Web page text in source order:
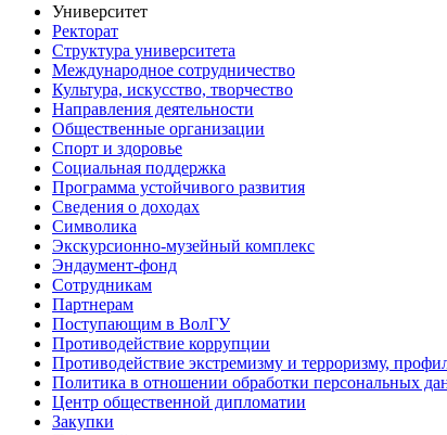
Университет
Ректорат
Структура университета
Международное сотрудничество
Культура, искусство, творчество
Направления деятельности
Общественные организации
Спорт и здоровье
Социальная поддержка
Программа устойчивого развития
Сведения о доходах
Символика
Экскурсионно-музейный комплекс
Эндаумент-фонд
Сотрудникам
Партнерам
Поступающим в ВолГУ
Противодействие коррупции
Противодействие экстремизму и терроризму,
Политика в отношении обработки персональных
Центр общественной дипломатии
Закупки